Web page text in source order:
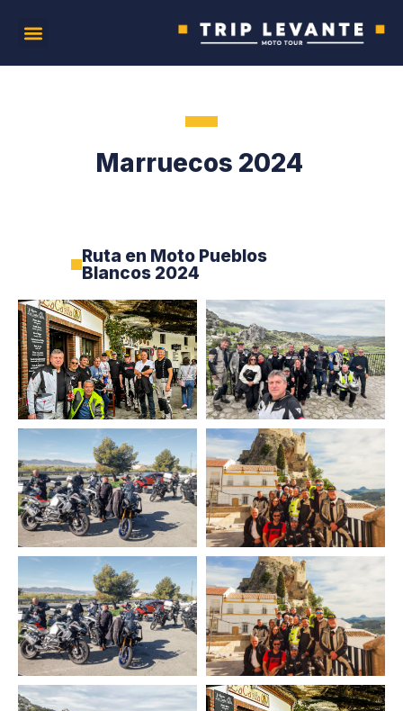
Marruecos 2024
Ruta en Moto Pueblos
Blancos 2024